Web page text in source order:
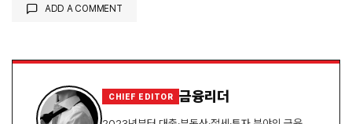
ADD A COMMENT
CHIEF EDITOR 금융리더